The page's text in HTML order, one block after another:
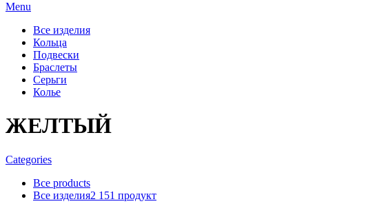
Menu
Все изделия
Кольца
Подвески
Браслеты
Серьги
Колье
ЖЕЛТЫЙ
Categories
Все products
Все изделия2 151 продукт